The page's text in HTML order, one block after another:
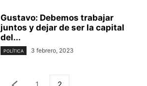
Gustavo: Debemos trabajar
juntos y dejar de ser la capital
del...
POLÍTICA 3 febrero, 2023